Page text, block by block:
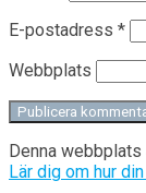
E-postadress *
Webbplats
Denna
Lär dig om hur